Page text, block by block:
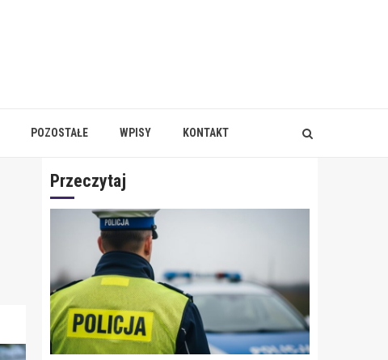
POZOSTAŁE WPISY KONTAKT
Przeczytaj